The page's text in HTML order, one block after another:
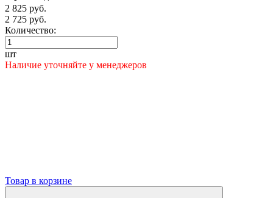
2 825 руб.
2 725 руб.
Количество:
шт
Наличие уточняйте у менеджеров
Товар в корзине